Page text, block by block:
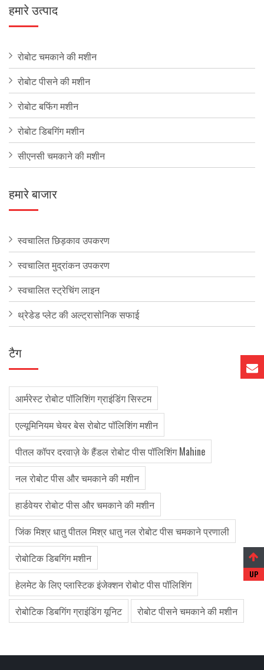
हमारे उत्पाद
रोबोट चमकाने की मशीन
रोबोट पीसने की मशीन
रोबोट बफिंग मशीन
रोबोट डिबगिंग मशीन
सीएनसी चमकाने की मशीन
हमारे बाजार
स्वचालित छिड़काव उपकरण
स्वचालित मुद्रांकन उपकरण
स्वचालित स्ट्रेचिंग लाइन
थ्रेडेड प्लेट की अल्ट्रासोनिक सफाई
टैग
आर्मरेस्ट रोबोट पॉलिशिंग ग्राइंडिंग सिस्टम
एल्यूमिनियम चेयर बेस रोबोट पॉलिशिंग मशीन
पीतल कॉपर दरवाज़े के हैंडल रोबोट पीस पॉलिशिंग Mahine
नल रोबोट पीस और चमकाने की मशीन
हार्डवेयर रोबोट पीस और चमकाने की मशीन
जिंक मिश्र धातु पीतल मिश्र धातु नल रोबोट पीस चमकाने प्रणाली
रोबोटिक डिबगिंग मशीन
हेलमेट के लिए प्लास्टिक इंजेक्शन रोबोट पीस पॉलिशिंग
रोबोटिक डिबगिंग ग्राइंडिंग यूनिट
रोबोट पीसने चमकाने की मशीन